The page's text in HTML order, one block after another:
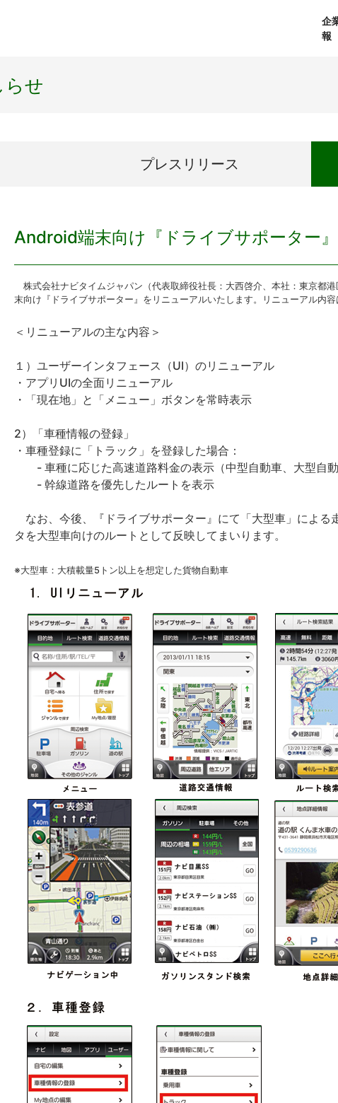
企
報
経営理念
らせ
プレス リリース
Android端末向け『ドライブサポーター
株式会社ナビタイムジャパン（代表取締役社長：大西啓介、本社：東京都
末向け『ドライブサポーター』をリニューアルいたします。リニューアル内容
＜リニューアルの主な内容＞
１）ユーザーインタフェース（UI）のリニューアル
・アプリUIの全面リニューアル
・「現在地」と「メニュー」ボタンを常時表示
2）「車種情報の登録」
・車種登録に「トラック」を登録した場合：
- 車種に応じた高速道路料金の表示（中型自動車、大型自動
- 幹線道路を優先したルートを表示
なお、今後、『ドライブサポーター』にて「大型車」による
タを大型車向けのルートとして反映してまいります。
※大型車：大積載量5トン以上を想定した貨物自動車